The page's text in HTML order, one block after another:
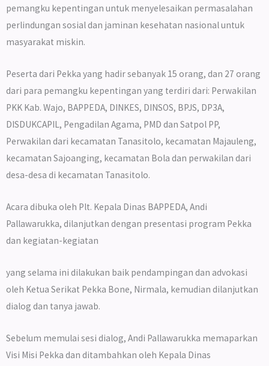
pemangku kepentingan untuk menyelesaikan permasalahan
perlindungan sosial dan jaminan kesehatan nasional untuk
masyarakat miskin.
Peserta dari Pekka yang hadir sebanyak 15 orang, dan 27 orang
dari para pemangku kepentingan yang terdiri dari: Perwakilan
PKK Kab. Wajo, BAPPEDA, DINKES, DINSOS, BPJS, DP3A,
DISDUKCAPIL, Pengadilan Agama, PMD dan Satpol PP,
Perwakilan dari kecamatan Tanasitolo, kecamatan Majauleng,
kecamatan Sajoanging, kecamatan Bola dan perwakilan dari
desa-desa di kecamatan Tanasitolo.
Acara dibuka oleh Plt. Kepala Dinas BAPPEDA, Andi
Pallawarukka, dilanjutkan dengan presentasi program Pekka
dan kegiatan-kegiatan
yang selama ini dilakukan baik pendampingan dan advokasi
oleh Ketua Serikat Pekka Bone, Nirmala, kemudian dilanjutkan
dialog dan tanya jawab.
Sebelum memulai sesi dialog, Andi Pallawarukka memaparkan
Visi Misi Pekka dan ditambahkan oleh Kepala Dinas